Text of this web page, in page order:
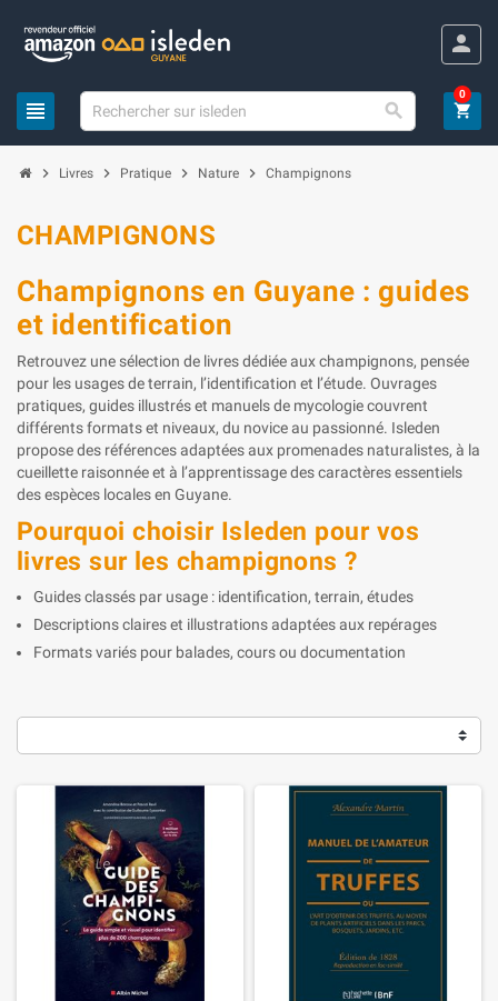
person
view_headline  shopping_cart
0
chevron_right Livres chevron_right Pratique chevron_right Nature chevron_right Champignons
CHAMPIGNONS
Champignons en Guyane : guides
et identification
Retrouvez une sélection de livres dédiée aux champignons, pensée
pour les usages de terrain, l’identification et l’étude. Ouvrages
pratiques, guides illustrés et manuels de mycologie couvrent
différents formats et niveaux, du novice au passionné. Isleden
propose des références adaptées aux promenades naturalistes, à la
cueillette raisonnée et à l’apprentissage des caractères essentiels
des espèces locales en Guyane.
Pourquoi choisir Isleden pour vos
livres sur les champignons ?
Guides classés par usage : identification, terrain, études
Descriptions claires et illustrations adaptées aux repérages
Formats variés pour balades, cours ou documentation